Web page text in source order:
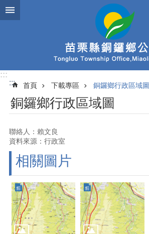
跳到主要內容區塊
:::
:::
首頁 下載專區 銅鑼鄉行政區域圖
銅鑼鄉行政區域圖
聯絡人：賴文良
資料來源：行政室
相關圖片